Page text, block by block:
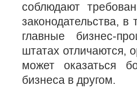
соблюдают
законодательства,
главные бизнес-
штатах отличаются,
может оказаться
бизнеса в другом.